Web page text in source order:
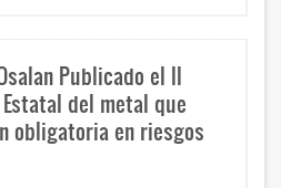
Publicado el II
del metal que
obligatoria en riesgos